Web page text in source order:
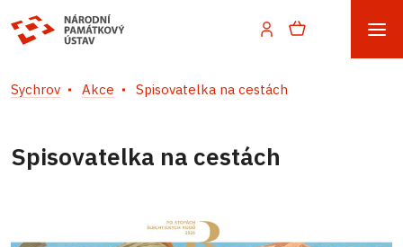
Sychrov Akce Spisovatelka na cestách
Spisovatelka na cestách